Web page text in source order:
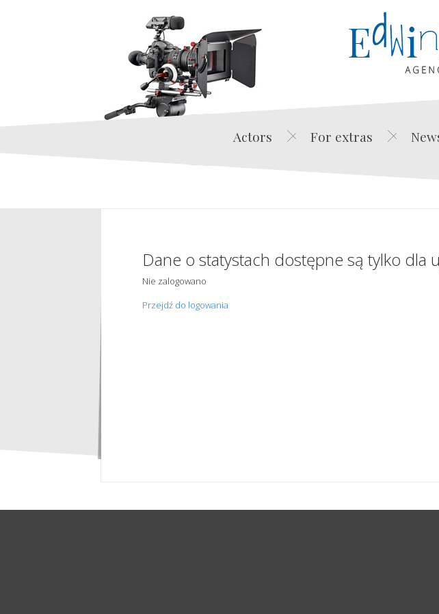
Actors For extras
Dane o statystach dostępne są tylko dla
Nie zalogowano
Przejdź do logowania